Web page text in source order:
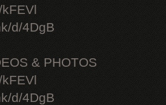
d/4DgB
& PHOTOS
d/4DgB